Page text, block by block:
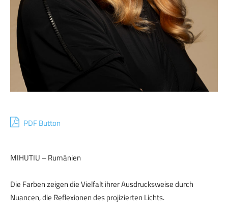
PDF Button
MIHUTIU – Rumänien
Die Farben zeigen die Vielfalt ihrer Ausdrucksweise durch
Nuancen, die Reflexionen des projizierten Lichts.